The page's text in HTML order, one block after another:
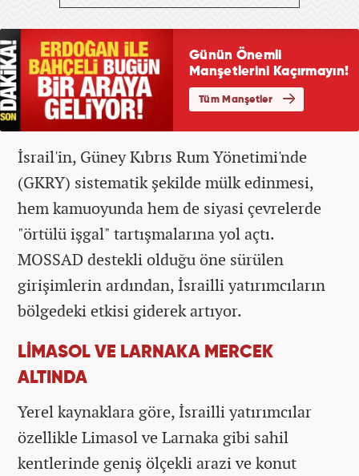
İsrail'in, Güney Kıbrıs Rum Yönetimi'nde
(GKRY) sistematik şekilde mülk edinmesi,
hem kamuoyunda hem de siyasi çevrelerde
"örtülü işgal" tartışmalarına yol açtı.
MOSSAD destekli olduğu öne sürülen
girişimlerin ardından, İsrailli yatırımcıların
bölgedeki etkisi giderek artıyor.
LİMASOL VE LARNAKA MERCEK
ALTINDA
Yerel kaynaklara göre, İsrailli yatırımcılar
özellikle Limasol ve Larnaka gibi sahil
kentlerinde geniş ölçekli arazi ve konut